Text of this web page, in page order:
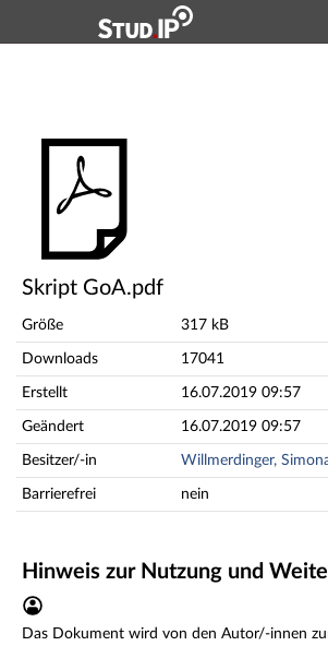
Hauptnavigation
Skript GoA.pdf
Skript GoA.pdf
Größe 317 kB
Downloads 17041
Erstellt 16.07.2019 09:57
Geändert 16.07.2019 09:57
Besitzer/-in Willmerdinger,
Barrierefrei nein
Hinweis zur Nutzung und
Das Dokument wird von den Autor/-innen